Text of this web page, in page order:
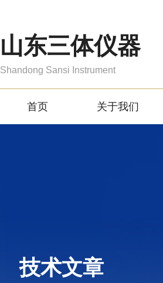
山东三体仪器
Shandong Sansi Instrument
首页 关于我们
技术文章